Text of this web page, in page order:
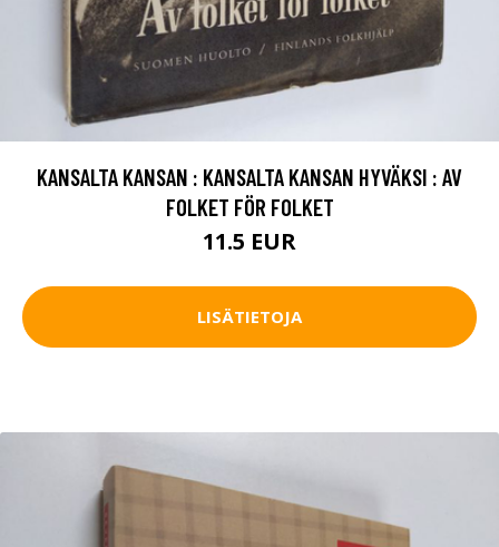
KANSALTA KANSAN : KANSALTA KANSAN HYVÄKSI : AV
FOLKET FÖR FOLKET
11.5 EUR
LISÄTIETOJA